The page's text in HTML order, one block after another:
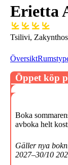
Erietta
Tsilivi,
Översikt
Öppet köp
Boka
avboka helt
Gäller nya
2027–30/10